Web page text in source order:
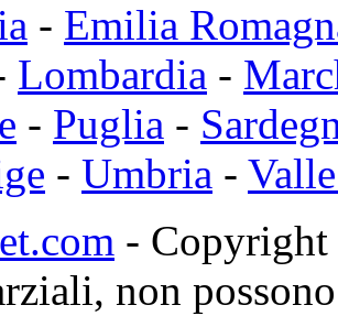
- Emilia
Lombardia -
- Puglia -
- Umbria -
- Copyright
non